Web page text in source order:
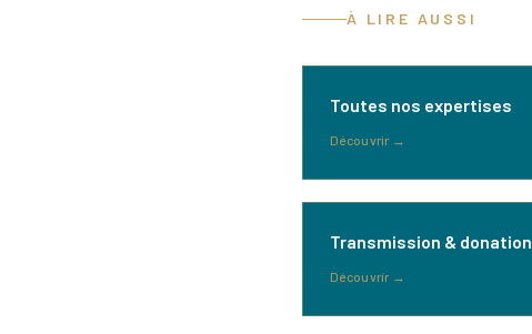
À LIRE AUSSI
Toutes nos expertises
Découvrir→
Transmission & donation
Découvrir→